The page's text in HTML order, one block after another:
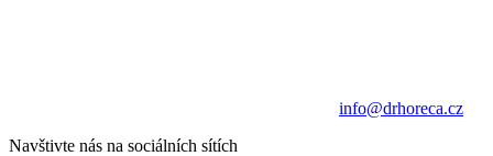
info@drhoreca.cz
Navštivte nás na sociálních sítích